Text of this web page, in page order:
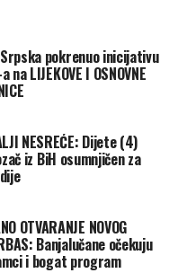
pokrenuo inicijativu
na LIJEKOVE I OSNOVNE
NESREĆE: Dijete (4)
iz BiH osumnjičen za
OTVARANJE NOVOG
Banjalučane očekuju
i bogat program